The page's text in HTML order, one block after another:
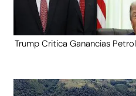
Trump Critica Ganancias